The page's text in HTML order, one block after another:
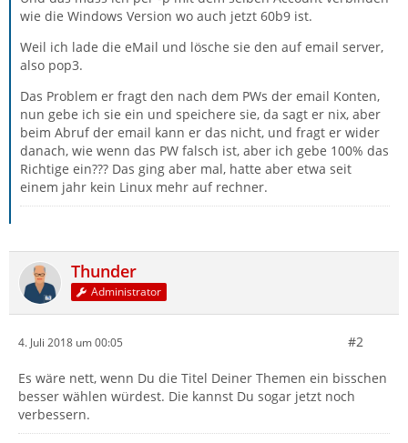
wie die Windows Version wo auch jetzt 60b9 ist.
Weil ich lade die eMail und lösche sie den auf email server,
also pop3.
Das Problem er fragt den nach dem PWs der email Konten,
nun gebe ich sie ein und speichere sie, da sagt er nix, aber
beim Abruf der email kann er das nicht, und fragt er wider
danach, wie wenn das PW falsch ist, aber ich gebe 100% das
Richtige ein??? Das ging aber mal, hatte aber etwa seit
einem jahr kein Linux mehr auf rechner.
Thunder
Administrator
4. Juli 2018 um 00:05 #2
Es wäre nett, wenn Du die Titel Deiner Themen ein bisschen
besser wählen würdest. Die kannst Du sogar jetzt noch
verbessern.